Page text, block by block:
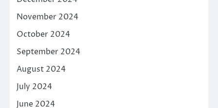
November 2024
October 2024
September 2024
August 2024
July 2024
June 2024